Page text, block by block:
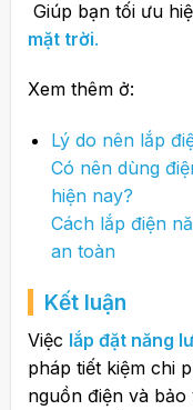
Giúp bạn tối ưu
mặt trời.
Xem thêm ở:
Lý do nên lắp
Có nên dùng
hiện nay?
Cách lắp điện
an toàn
Kết luận
Việc lắp đặt năng
pháp tiết kiệm chi
nguồn điện và